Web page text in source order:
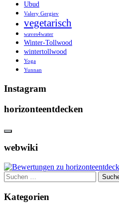
Ubud
Valery Gergiev
vegetarisch
waves4water
Winter-Tollwood
wintertollwood
Yoga
Yunnan
Instagram
horizonteentdecken
webwiki
Suchen
nach:
Kategorien